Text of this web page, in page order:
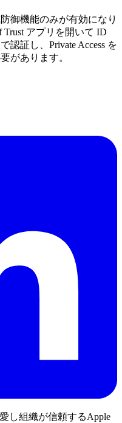
御機能のみが有効になり
Trust アプリを開いて ID
認証し、Private Access を
があります。
し組織が信頼するApple